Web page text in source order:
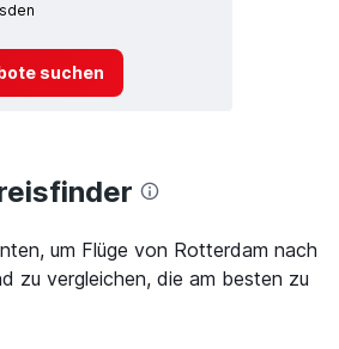
suchen
um Flüge von Rotterdam nach
zu vergleichen, die am besten zu